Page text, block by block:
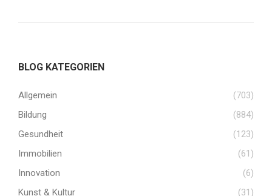
BLOG KATEGORIEN
Allgemein
(703)
Bildung
(884)
Gesundheit
(123)
Immobilien
(61)
Innovation
(6)
Kunst & Kultur
(31)